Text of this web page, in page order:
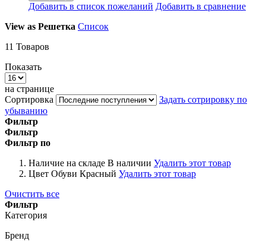
Добавить в список пожеланий Добавить в сравнение
View as Решетка Список
11 Товаров
Показать
на странице
Сортировка
Задать сотрировку по
убыванию
Фильтр
Фильтр
Фильтр по
Наличие на складе В наличии Удалить этот товар
Цвет Обуви Красный Удалить этот товар
Очистить все
Фильтр
Категория
Бренд